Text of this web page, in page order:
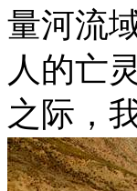
量河流
人的亡
之际，